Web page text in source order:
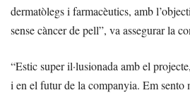
dermatòlegs i farmacèutics, amb
sense càncer de pell”, va assegurar la
“Estic super il·lusionada amb el
i en el futur de la companyia. Em sento